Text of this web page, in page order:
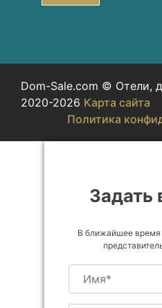
Dom-Sale.com © Отели,
2020-2026 Карта сайта
Политика
Задать
В ближайшее